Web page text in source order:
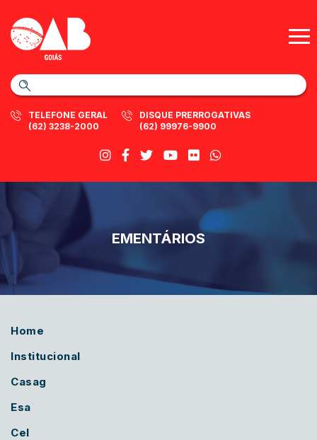
TELEFONE GERAL
(62) 3238-2000
DISQUE PRERROGATIVAS
(62) 99976-9900
EMENTÁRIOS
Home
Institucional
Casag
Esa
Cel